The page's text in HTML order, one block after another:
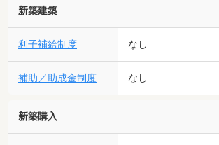
新築建築
利子補給制度 なし
補助／助成金制度 なし
新築購入